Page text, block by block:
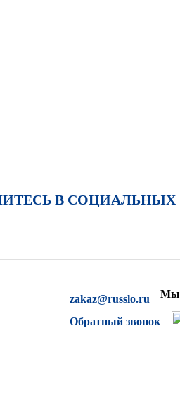
В СОЦИАЛЬНЫХ
zakaz@russlo.ru
Обратный звонок
Мы